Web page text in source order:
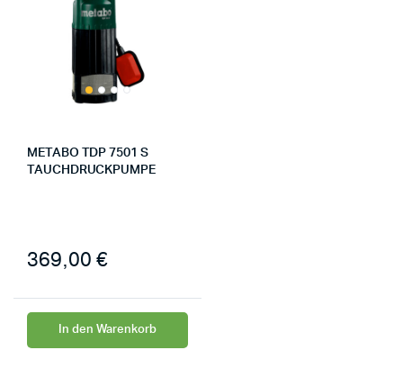
METABO TDP 7501 S
TAUCHDRUCKPUMPE
369,00 €
In den Warenkorb